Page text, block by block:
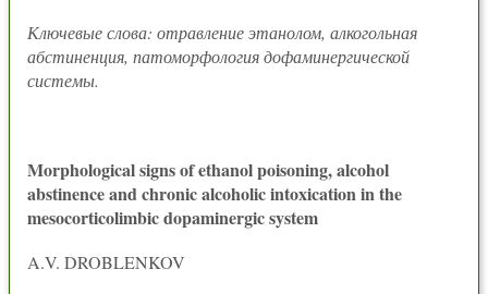
Ключевые слова: отравление этанолом, алкогольная
абстиненция, патоморфология дофаминергической
системы.
Morphological signs of ethanol poisoning, alcohol
abstinence and chronic alcoholic intoxication in the
mesocorticolimbic dopaminergic system
A.V. DROBLENKOV